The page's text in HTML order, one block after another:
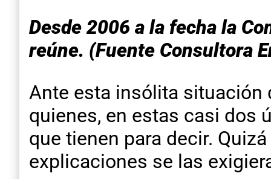
Desde 2006 a la fecha la
reúne. (Fuente Consultora
Ante esta insólita situación
quienes, en estas casi dos
que tienen para decir.
explicaciones se las